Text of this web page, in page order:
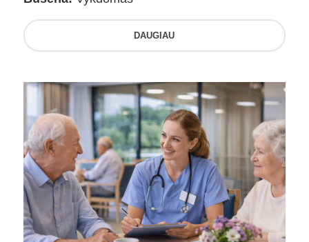
DAUGIAU